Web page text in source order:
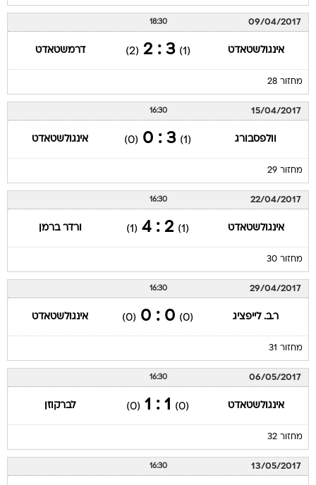
09/04/2017
18:30
אינגולשטאדט (1)
3 : 2
(2) דרמשטאדט
מחזור 28
15/04/2017
16:30
וולפסבורג (1)
3 : 0
(0) אינגולשטאדט
מחזור 29
22/04/2017
16:30
אינגולשטאדט (1)
2 : 4
(1) ורדר ברמן
מחזור 30
29/04/2017
16:30
ר.ב. לייפציג (0)
0 : 0
(0) אינגולשטאדט
מחזור 31
06/05/2017
16:30
אינגולשטאדט (0)
1 : 1
(0) לברקוזן
מחזור 32
13/05/2017
16:30